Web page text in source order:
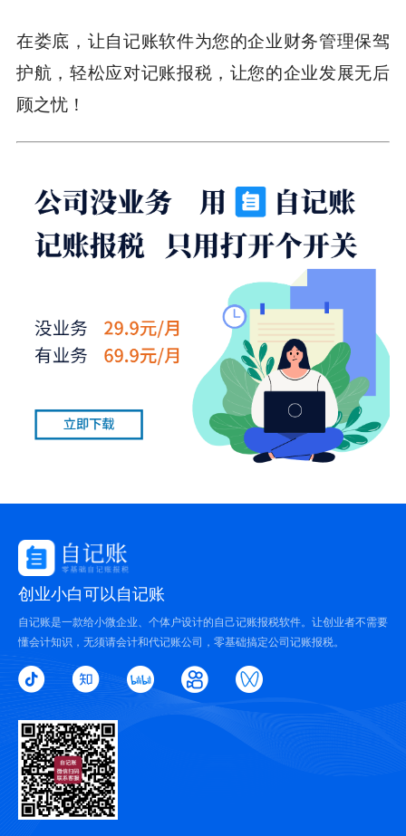
在娄底，让自记账软件为您的企业财务管理保驾
护航，轻松应对记账报税，让您的企业发展无后
顾之忧！
创业小白可以自记账
自记账是一款给小微企业、个体户设计的自己记账报税软件。让创业者不需要
懂会计知识，无须请会计和代记账公司，零基础搞定公司记账报税。